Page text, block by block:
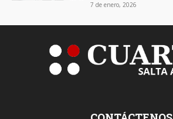
7 de enero, 2026